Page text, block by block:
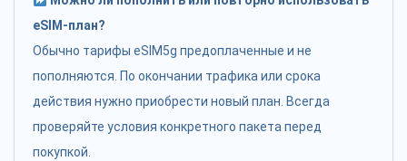
eSIM-план?
Обычно тарифы eSIM5g предоплаченные и не
пополняются. По окончании трафика или срока
действия нужно приобрести новый план. Всегда
проверяйте условия конкретного пакета перед
покупкой.